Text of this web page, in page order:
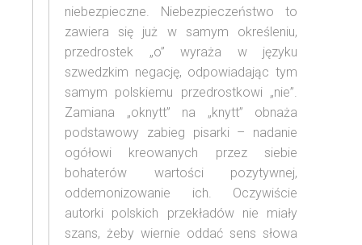
niebezpieczne. Niebezpieczeństwo to
zawiera się już w samym określeniu,
przedrostek „o” wyraża w języku
szwedzkim negację, odpowiadając tym
samym polskiemu przedrostkowi „nie”.
Zamiana „oknytt” na „knytt” obnaża
podstawowy zabieg pisarki – nadanie
ogółowi kreowanych przez siebie
bohaterów wartości pozytywnej,
oddemonizowanie ich. Oczywiście
autorki polskich przekładów nie miały
szans, żeby wiernie oddać sens słowa